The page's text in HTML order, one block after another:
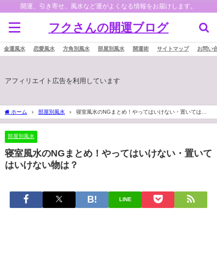
開運、引き寄せ、風水など運がよくなる情報をお届けします。
フクさんの開運ブログ
金運風水 恋愛風水 方角別風水 部屋別風水 開運術 サイトマップ お問い
アフィリエイト広告を利用しています
ホーム 部屋別風水
寝室風水のNGまとめ！やってはいけない・置いてはい
けない物は？
部屋別風水
寝室風水のNGまとめ！やってはいけない・置いて
はいけない物は？
LINE